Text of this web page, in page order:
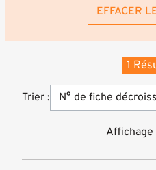
Trier :
1
Affichage